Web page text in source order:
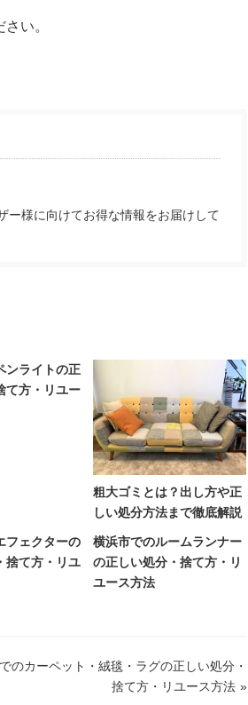
い。
ー様に向けてお得な情報をお届けして
ンライトの正
て方・リユー
粗大ゴミとは？出し方や正
しい処分方法まで徹底解説
フェクターの
捨て方・リユ
横浜市でのルームランナー
の正しい処分・捨て方・リ
ユース方法
のカーペット・絨毯・ラグの正しい処分・
捨て方・リユース方法 »